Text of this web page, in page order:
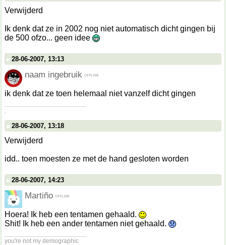
Verwijderd
Ik denk dat ze in 2002 nog niet automatisch dicht gingen bij
de 500 ofzo... geen idee
28-06-2007, 13:13
naam ingebruik
ik denk dat ze toen helemaal niet vanzelf dicht gingen
.
28-06-2007, 13:18
Verwijderd
idd.. toen moesten ze met de hand gesloten worden
28-06-2007, 14:23
Martiño
Hoera! Ik heb een tentamen gehaald.
Shit! Ik heb een ander tentamen niet gehaald.
you're not my demographic